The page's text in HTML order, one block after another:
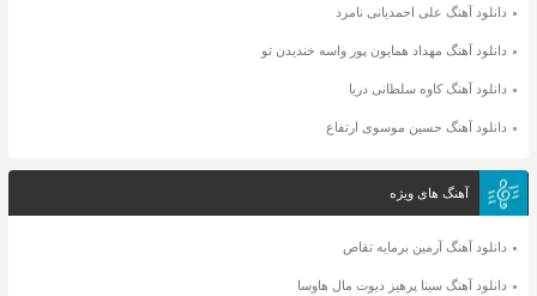
دانلود آهنگ علی احمدیانی نامرد
دانلود آهنگ مهداد همایون پور واسه خندیدن تو
دانلود آهنگ کاوه سلطانی دریا
دانلود آهنگ حسین موسوی ارتفاع
آهنگ های ویژه
دانلود آهنگ آرمین برمایه تقاص
دانلود آهنگ سینا پرهیز دیوت مال هاوسا